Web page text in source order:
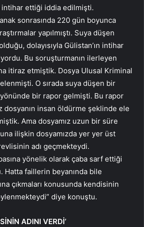
intihar ettiği iddia edilmişti.
sonrasında 220 gün boyunca
yapılmıştı. Suya düşen
dolayısıyla Gülistan’ın intihar
Bu soruşturmanın ilerleyen
itiraz etmiştik. Dosya Ulusal Kriminal
O sırada suya düşen bir
yönünde bir rapor gelmişti. Bu rapor
dosyanın insan öldürme şeklinde ele
Ama dosyamız uzun bir süre
ilişkin dosyamızda yer yer üst
adı geçmekteydi.
yönelik olarak çaba sarf ettiği
faillerin beyanında bile
çıkmaları konusunda kendisinin
diye konuştu.
ADINI VERDİ’